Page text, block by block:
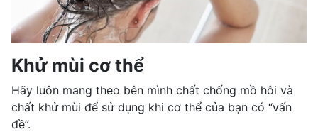
Khử mùi cơ thể
Hãy luôn mang theo bên mình chất chống mồ hôi và
chất khử mùi để sử dụng khi cơ thể của bạn có “vấn
đề”.